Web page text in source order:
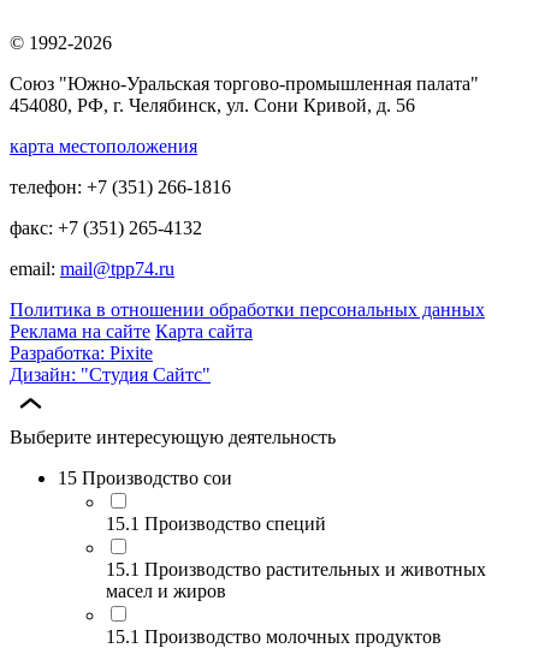
© 1992-2026
Союз "Южно-Уральская торгово-промышленная палата"
454080, РФ, г. Челябинск, ул. Сони Кривой, д. 56
карта местоположения
телефон: +7 (351) 266-1816
факс: +7 (351) 265-4132
email: mail@tpp74.ru
Политика в отношении обработки персональных данных
Реклама на сайте Карта сайта
Разработка: Pixite
Дизайн: "Студия Сайтс"
Выберите интересующую деятельность
15 Производство сои
15.1 Производство специй
15.1 Производство растительных и животных
масел и жиров
15.1 Производство молочных продуктов